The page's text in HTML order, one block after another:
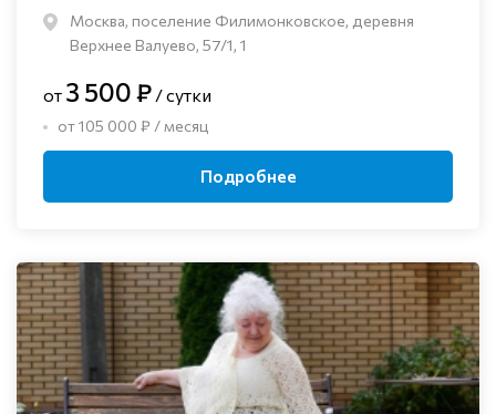
Москва, поселение Филимонковское, деревня
Верхнее Валуево, 57/1, 1
от 3 500 ₽ / сутки
от 105 000 ₽ / месяц
Подробнее